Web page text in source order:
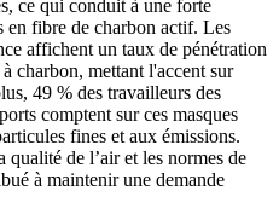
ce qui conduit à une forte
en fibre de charbon actif. Les
affichent un taux de pénétration
charbon, mettant l'accent sur
49 % des travailleurs des
comptent sur ces masques
fines et aux émissions.
de l’air et les normes de
à maintenir une demande